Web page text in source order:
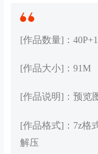
[作品数量]：
[作品大小]：91M
[作品说明]：预览
[作品格式]：7z格
解压